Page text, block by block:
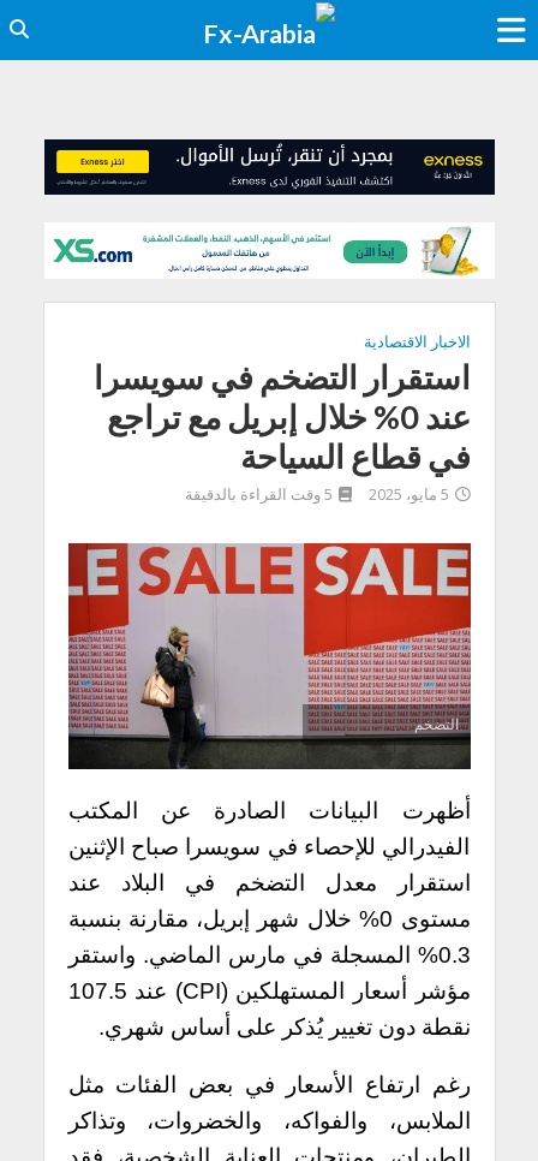
الاخبار الاقتصادية
استقرار التضخم في سويسرا
عند 0% خلال إبريل مع تراجع
في قطاع السياحة
5 مايو، 2025 5 وقت القراءة بالدقيقة
التضخم
أظهرت البيانات الصادرة عن المكتب
الفيدرالي للإحصاء في سويسرا صباح الإثنين
استقرار معدل التضخم في البلاد عند
مستوى 0% خلال شهر إبريل، مقارنة بنسبة
0.3% المسجلة في مارس الماضي. واستقر
مؤشر أسعار المستهلكين (CPI) عند 107.5
نقطة دون تغيير يُذكر على أساس شهري.
رغم ارتفاع الأسعار في بعض الفئات مثل
الملابس، والفواكه، والخضروات، وتذاكر